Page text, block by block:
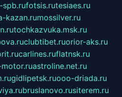
spb.rufotsis.rutesiaes.ru
kazan.rumossilver.ru
tochkazvuka.msk.ru
clubtibet.ruorior-aks.ru
carlines.ruflatnsk.ru
astroline.net.ru
gidlipetsk.ruooo-driada.ru
bruslanovo.rusiterem.ru